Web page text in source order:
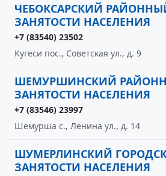
ЧЕБОКСАРСКИЙ
ЗАНЯТОСТИ НАСЕЛЕНИЯ
+7 (83540) 23502
Кугеси пос., Советская ул., д. 9
ШЕМУРШИНСКИЙ
ЗАНЯТОСТИ НАСЕЛЕНИЯ
+7 (83546) 23997
Шемурша с., Ленина ул., д. 14
ШУМЕРЛИНСКИЙ
ЗАНЯТОСТИ НАСЕЛЕНИЯ